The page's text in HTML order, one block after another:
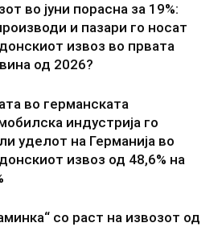
во јуни порасна за 19%:
и пазари го носат
извоз во првата
од 2026?
во германската
индустрија го
уделот на Германија во
извоз од 48,6% на
со раст на извозот од